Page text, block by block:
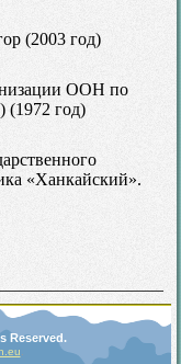
(2003 год)
ООН по
год)
«Ханкайский».
Reserved.